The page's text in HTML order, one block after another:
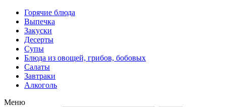
Горячие блюда
Выпечка
Закуски
Десерты
Супы
Блюда из овощей, грибов, бобовых
Салаты
Завтраки
Алкоголь
Меню